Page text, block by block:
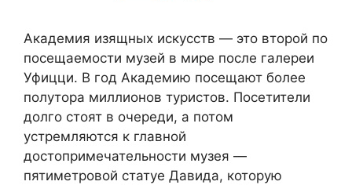
Академия изящных искусств — это второй по
посещаемости музей в мире после галереи
Уфицци. В год Академию посещают более
полутора миллионов туристов. Посетители
долго стоят в очереди, а потом
устремляются к главной
достопримечательности музея —
пятиметровой статуе Давида, которую